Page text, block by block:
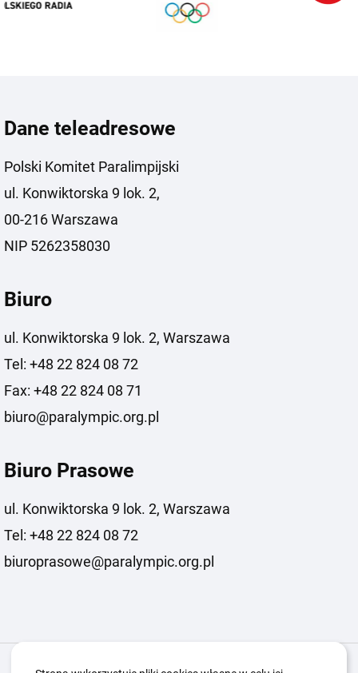
Dane teleadresowe
Polski Komitet Paralimpijski
ul. Konwiktorska 9 lok. 2,
00-216 Warszawa
NIP 5262358030
Biuro
ul. Konwiktorska 9 lok. 2, Warszawa
Tel: +48 22 824 08 72
Fax: +48 22 824 08 71
biuro@paralympic.org.pl
Biuro Prasowe
ul. Konwiktorska 9 lok. 2, Warszawa
Tel: +48 22 824 08 72
biuroprasowe@paralympic.org.pl
Igrzyska Paralimpijskie O nas